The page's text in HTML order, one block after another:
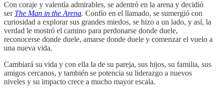
Con coraje y valentía admirables, se adentró en la arena y decidió
ser The Man in the Arena. Confío en el llamado, se sumergió con
curiosidad a explorar sus grandes miedos, se hizo a un lado, y así, la
verdad le mostró el camino para perdonarse donde duele,
reconocerse donde duele, amarse donde duele y comenzar el vuelo a
una nueva vida.
Cambiará su vida y con ella la de su pareja, sus hijos, su familia, sus
amigos cercanos, y también se potencia su liderazgo a nuevos
niveles y su impacto crece a mucho mayor escala.